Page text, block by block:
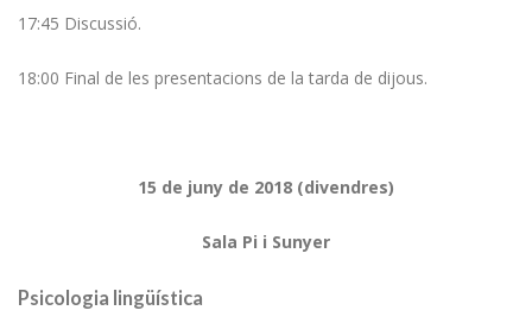
17:45 Discussió.
18:00 Final de les presentacions de la tarda de dijous.
15 de juny de 2018 (divendres)
Sala Pi i Sunyer
Psicologia lingüística